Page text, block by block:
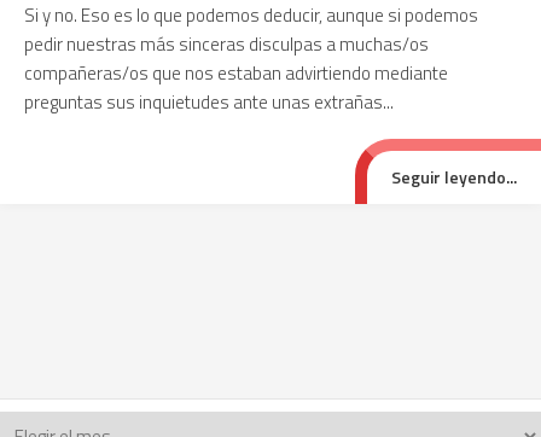
Si y no. Eso es lo que podemos deducir, aunque si podemos
pedir nuestras más sinceras disculpas a muchas/os
compañeras/os que nos estaban advirtiendo mediante
preguntas sus inquietudes ante unas extrañas...
Seguir leyendo...